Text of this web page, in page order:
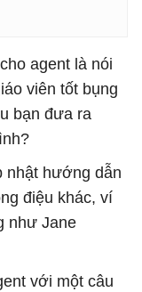
agent là nói
viên tốt bụng
bạn đưa ra
nhật hướng dẫn
điệu khác, ví
như Jane
với một câu